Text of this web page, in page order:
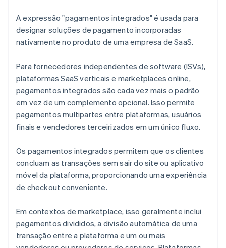
A expressão "pagamentos integrados" é usada para
designar soluções de pagamento incorporadas
nativamente no produto de uma empresa de SaaS.
Para fornecedores independentes de software (ISVs),
plataformas SaaS verticais e marketplaces online,
pagamentos integrados são cada vez mais o padrão
em vez de um complemento opcional. Isso permite
pagamentos multipartes entre plataformas, usuários
finais e vendedores terceirizados em um único fluxo.
Os pagamentos integrados permitem que os clientes
concluam as transações sem sair do site ou aplicativo
móvel da plataforma, proporcionando uma experiência
de checkout conveniente.
Em contextos de marketplace, isso geralmente inclui
pagamentos divididos, a divisão automática de uma
transação entre a plataforma e um ou mais